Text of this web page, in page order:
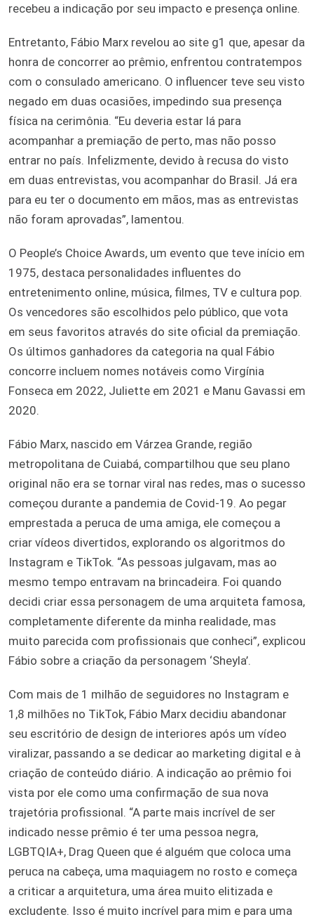
recebeu a indicação por seu impacto e presença online.
Entretanto, Fábio Marx revelou ao site g1 que, apesar da
honra de concorrer ao prêmio, enfrentou contratempos
com o consulado americano. O influencer teve seu visto
negado em duas ocasiões, impedindo sua presença
física na cerimônia. “Eu deveria estar lá para
acompanhar a premiação de perto, mas não posso
entrar no país. Infelizmente, devido à recusa do visto
em duas entrevistas, vou acompanhar do Brasil. Já era
para eu ter o documento em mãos, mas as entrevistas
não foram aprovadas”, lamentou.
O People’s Choice Awards, um evento que teve início em
1975, destaca personalidades influentes do
entretenimento online, música, filmes, TV e cultura pop.
Os vencedores são escolhidos pelo público, que vota
em seus favoritos através do site oficial da premiação.
Os últimos ganhadores da categoria na qual Fábio
concorre incluem nomes notáveis como Virgínia
Fonseca em 2022, Juliette em 2021 e Manu Gavassi em
2020.
Fábio Marx, nascido em Várzea Grande, região
metropolitana de Cuiabá, compartilhou que seu plano
original não era se tornar viral nas redes, mas o sucesso
começou durante a pandemia de Covid-19. Ao pegar
emprestada a peruca de uma amiga, ele começou a
criar vídeos divertidos, explorando os algoritmos do
Instagram e TikTok. “As pessoas julgavam, mas ao
mesmo tempo entravam na brincadeira. Foi quando
decidi criar essa personagem de uma arquiteta famosa,
completamente diferente da minha realidade, mas
muito parecida com profissionais que conheci”, explicou
Fábio sobre a criação da personagem ‘Sheyla’.
Com mais de 1 milhão de seguidores no Instagram e
1,8 milhões no TikTok, Fábio Marx decidiu abandonar
seu escritório de design de interiores após um vídeo
viralizar, passando a se dedicar ao marketing digital e à
criação de conteúdo diário. A indicação ao prêmio foi
vista por ele como uma confirmação de sua nova
trajetória profissional. “A parte mais incrível de ser
indicado nesse prêmio é ter uma pessoa negra,
LGBTQIA+, Drag Queen que é alguém que coloca uma
peruca na cabeça, uma maquiagem no rosto e começa
a criticar a arquitetura, uma área muito elitizada e
excludente. Isso é muito incrível para mim e para uma